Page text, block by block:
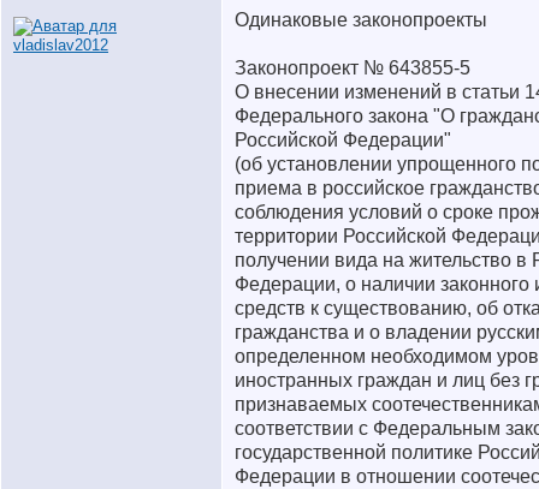
Одинаковые законопроекты
Законопроект № 643855-5
О внесении изменений в статьи
Федерального закона "О
Российской Федерации"
(об установлении упрощенного
приема в российское
соблюдения условий о сроке
территории Российской
получении вида на жительство в
Федерации, о наличии законного
средств к существованию, об
гражданства и о владении
определенном необходимом
иностранных граждан и лиц без
признаваемых
соответствии с Федеральным
государственной политике
Федерации в отношении